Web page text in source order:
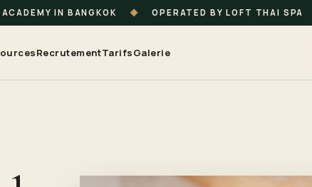
IN BANGKOK ◆ OPERATED BY LOFT THAI SPA
RecrutementTarifsGalerie